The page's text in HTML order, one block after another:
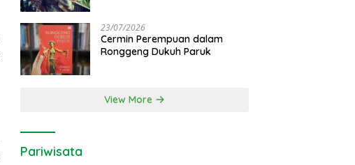
23/07/2026
Cermin Perempuan dalam
Ronggeng Dukuh Paruk
View More
Pariwisata